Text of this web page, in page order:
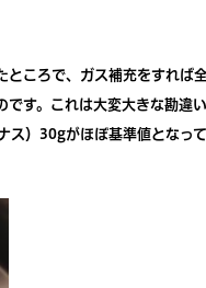
ところで、ガス補充をすれ
す。これは大変大きな勘違
）30gがほぼ基準値となっ